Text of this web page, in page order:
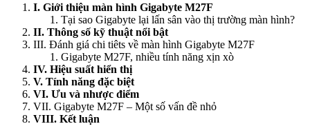
I. Giới thiệu màn hình Gigabyte M27F
Tại sao Gigabyte lại lấn sân vào thị trường màn hình?
II. Thông số kỹ thuật nổi bật
III. Đánh giá chi tiêts về màn hình Gigabyte M27F
Gigabyte M27F, nhiều tính năng xịn xò
IV. Hiệu suất hiển thị
V. Tính năng đặc biệt
VI. Ưu và nhược điểm
VII. Gigabyte M27F – Một số vấn đề nhỏ
VIII. Kết luận